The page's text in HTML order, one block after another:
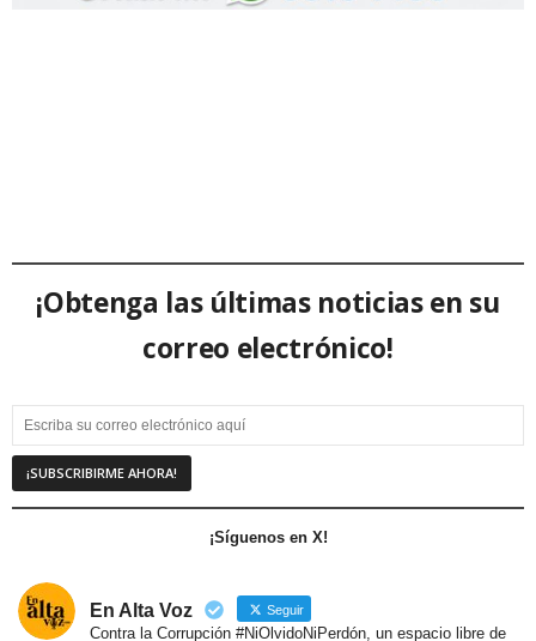
¡Obtenga las últimas noticias en su
correo electrónico!
¡Síguenos en X!
En Alta Voz Seguir
Contra la Corrupción #NiOlvidoNiPerdón, un espacio libre de